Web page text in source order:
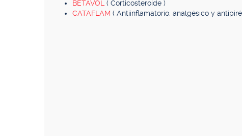
BETAVOL ( Corticosteroide )
CATAFLAM ( Antiinflamatorio, analgésico y